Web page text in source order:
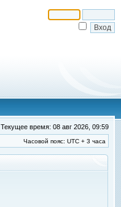
Текущее время: 08 авг 2026, 09:59
Часовой пояс: UTC + 3 часа